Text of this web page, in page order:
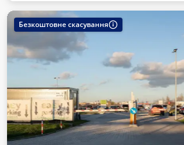
Безкоштовне скасування